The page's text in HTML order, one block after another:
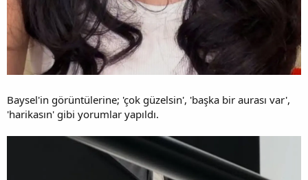
Baysel'in görüntülerine; 'çok güzelsin', 'başka bir aurası var',
'harikasın' gibi yorumlar yapıldı.